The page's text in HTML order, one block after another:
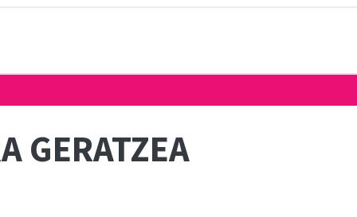
GERATZEA